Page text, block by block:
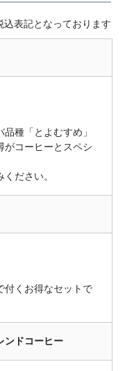
表記となっております
種「とよむすめ」
がコーヒーとスペシ
ださい。
付くお得なセットで
ンドコーヒー